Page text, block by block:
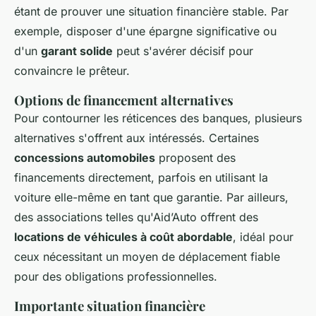
étant de prouver une situation financière stable. Par
exemple, disposer d'une épargne significative ou
d'un garant solide peut s'avérer décisif pour
convaincre le prêteur.
Options de financement alternatives
Pour contourner les réticences des banques, plusieurs
alternatives s'offrent aux intéressés. Certaines
concessions automobiles proposent des
financements directement, parfois en utilisant la
voiture elle-même en tant que garantie. Par ailleurs,
des associations telles qu'Aid’Auto offrent des
locations de véhicules à coût abordable, idéal pour
ceux nécessitant un moyen de déplacement fiable
pour des obligations professionnelles.
Importante situation financière